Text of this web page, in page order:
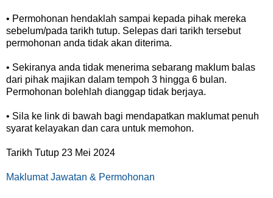
• Permohonan hendaklah sampai kepada pihak mereka
sebelum/pada tarikh tutup. Selepas dari tarikh tersebut
permohonan anda tidak akan diterima.
• Sekiranya anda tidak menerima sebarang maklum balas
dari pihak majikan dalam tempoh 3 hingga 6 bulan.
Permohonan bolehlah dianggap tidak berjaya.
• Sila ke link di bawah bagi mendapatkan maklumat penuh
syarat kelayakan dan cara untuk memohon.
Tarikh Tutup 23 Mei 2024
Maklumat Jawatan & Permohonan